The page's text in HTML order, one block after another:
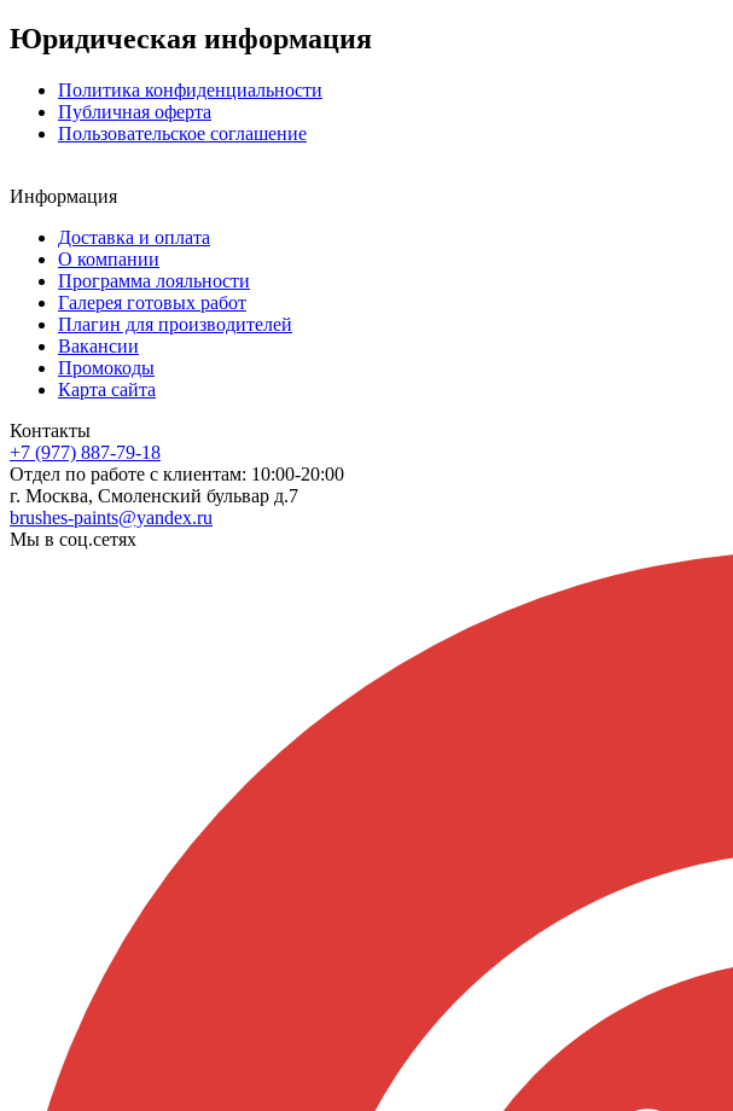
Юридическая информация
Политика конфиденциальности
Публичная оферта
Пользовательское соглашение
Информация
Доставка и оплата
О компании
Программа лояльности
Галерея готовых работ
Плагин для производителей
Вакансии
Промокоды
Карта сайта
Контакты
+7 (977) 887-79-18
Отдел по работе с клиентам: 10:00-20:00
г. Москва, Смоленский бульвар д.7
brushes-paints@yandex.ru
Мы в соц.сетях